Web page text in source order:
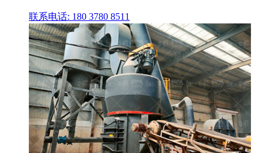
联系电话: 180 3780 8511